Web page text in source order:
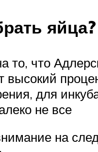
яйца?
то, что
высокий
для
не все
на